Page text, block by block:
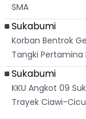
SMA
Sukabumi
Korban Bentrok
Tangki Pertamina
Sukabumi
KKU Angkot 09
Trayek Ciawi-